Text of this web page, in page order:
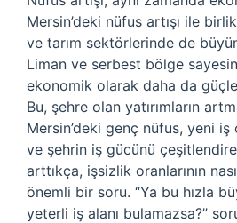
Mersin’deki nüfus artışı ile
ve tarım sektörlerinde de
Liman ve serbest bölge
ekonomik olarak daha da
Bu, şehre olan yatırımların
Mersin’deki genç nüfus, yeni
ve şehrin iş gücünü
arttıkça, işsizlik oranlarının
önemli bir soru. “Ya bu hızla
yeterli iş alanı bulamazsa?”